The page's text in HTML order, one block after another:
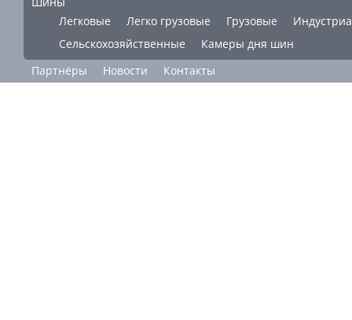
Легковые
Легко грузовые Грузовые
Сельскохозяйственные
Камеры дня шин
Партнёры
Новости Контакты